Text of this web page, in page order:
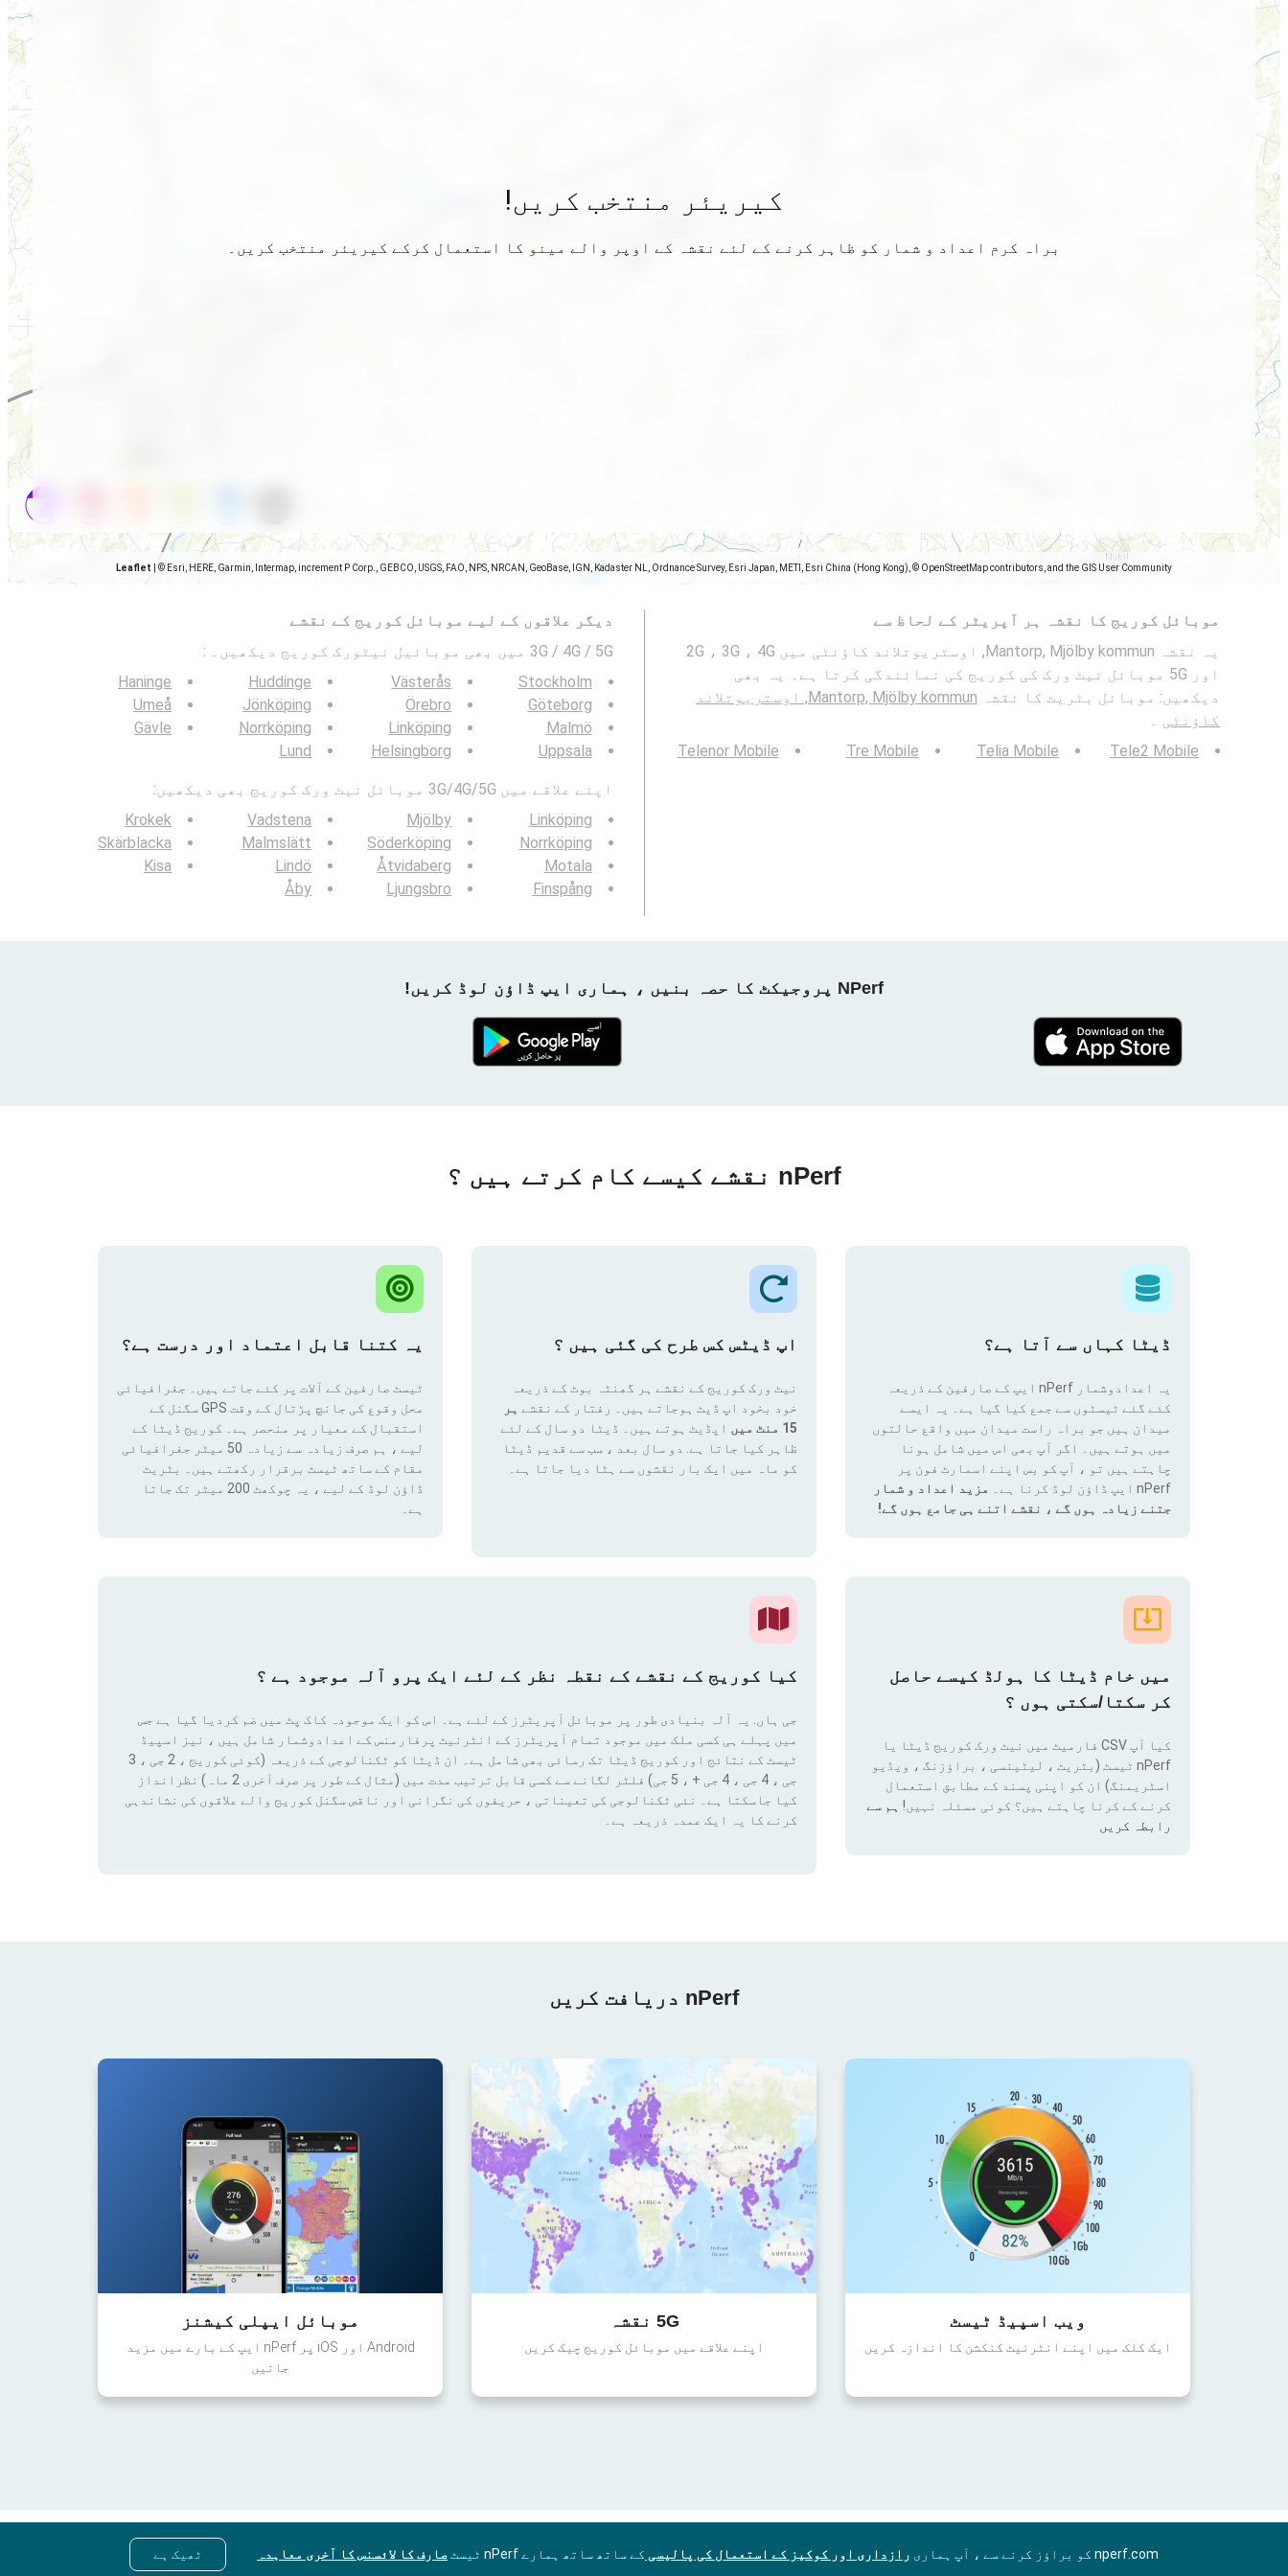
Leaflet © Esri, HERE, Garmin, Intermap, increment P Corp., GEBCO, USGS, FAO, NPS, NRCAN, GeoBase, IGN, Kadaster NL, Ordnance Survey, Esri Japan, METI, Esri China (Hong Kong), © OpenStreetMap contributors, and the GIS User Community
کیریئر منتخب کریں!
براہ کرم اعداد و شمار کو ظاہر کرنے کے لئے نقشہ کے اوپر والے مینو کا استعمال کرکے کیریئر منتخب کریں۔
موبائل کوریج کا نقشہ ہر آپریٹر کے لحاظ سے
یہ نقشہ Mantorp, Mjölby kommun, اوستریوتلاند کاؤنٹی میں 2G ، 3G ، 4G
اور 5G موبائل نیٹ ورک کی کوریج کی نمائندگی کرتا ہے۔ یہ بھی
دیکھیں: موبائل بٹریٹ کا نقشہ
Mantorp, Mjölby kommun, اوستریوتلاند
کاؤنٹی ۔
Tele2 Mobile
Telia Mobile
Tre Mobile
Telenor Mobile
دیگر علاقوں کے لیے موبائل کوریج کے نقشے
3G / 4G / 5G میں بھی موبائیل نیٹورک کوریج دیکھیں۔ :
Stockholm
Göteborg
Malmö
Uppsala
Västerås
Örebro
Linköping
Helsingborg
Huddinge
Jönköping
Norrköping
Lund
Haninge
Umeå
Gävle
اپنے علاقے میں 3G/4G/5G موبائل نیٹ ورک کوریج بھی دیکھیں:
Linköping
Norrköping
Motala
Finspång
Mjölby
Söderköping
Åtvidaberg
Ljungsbro
Vadstena
Malmslätt
Lindö
Åby
Krokek
Skärblacka
Kisa
NPerf پروجیکٹ کا حصہ بنیں ، ہماری ایپ ڈاؤن لوڈ کریں!
nPerf نقشے کیسے کام کرتے ہیں ؟
ڈیٹا کہاں سے آتا ہے؟
یہ اعدادوشمار nPerf ایپ کے صارفین کے ذریعہ
کئے گئے ٹیسٹوں سے جمع کیا گیا ہے۔ یہ ایسے
میدان ہیں جو براہ راست میدان میں واقع حالتوں
میں ہوتے ہیں۔ اگر آپ بھی اس میں شامل ہونا
چاہتے ہیں تو ، آپ کو بس اپنے اسمارٹ فون پر
nPerf ایپ ڈاؤن لوڈ کرنا ہے۔
مزید اعداد و شمار
جتنے زیادہ ہوں گے ، نقشے اتنے ہی جامع ہوں گے!
اپ ڈیٹس کس طرح کی گئی ہیں ؟
نیٹ ورک کوریج کے نقشے ہر گھنٹہ بوٹ کے ذریعہ
خود بخود اپ ڈیٹ ہوجاتے ہیں۔ رفتار کے نقشے ہر
15 منٹ میں
اپڈیٹ ہوتے ہیں۔ ڈیٹا دو سال کے لئے
ظاہر کیا جاتا ہے. دو سال بعد ، سب سے قدیم ڈیٹا
کو ماہ میں ایک بار نقشوں سے ہٹا دیا جاتا ہے۔
یہ کتنا قابل اعتماد اور درست ہے؟
ٹیسٹ صارفین کے آلات پر کئے جاتے ہیں۔ جغرافیائی
محل وقوع کی جانچ پڑتال کے وقت GPS سگنل کے
استقبال کے معیار پر منحصر ہے۔ کوریج ڈیٹا کے
لیے ، ہم صرف زیادہ سے زیادہ 50 میٹر جغرافیائی
مقام کے ساتھ ٹیسٹ برقرار رکھتے ہیں۔ بٹریٹ
ڈاؤن لوڈ کے لیے ، یہ چوکھٹ 200 میٹر تک جاتا
ہے۔
میں خام ڈیٹا کا ہولڈ کیسے حاصل
کر سکتا/سکتی ہوں ؟
کیا آپ CSV فارمیٹ میں نیٹ ورک کوریج ڈیٹا یا
nPerf ٹیسٹ (بٹریٹ ، لیٹینسی ، براؤزنگ ، ویڈیو
اسٹریمنگ) ان کو اپنی پسند کے مطابق استعمال
کرنے کے کرنا چاہتے ہیں؟ کوئی مسئلہ نہیں! ہم سے
رابطہ کریں
کیا کوریج کے نقشے کے نقطہ نظر کے لئے ایک پرو آلہ موجود ہے ؟
جی ہاں. یہ آلہ بنیادی طور پر موبائل آپریٹرز کے لئے ہے۔ اس کو ایک موجودہ کاک پٹ میں ضم کردیا گیا ہے جس
میں پہلے ہی کسی ملک میں موجود تمام آپریٹرز کے انٹرنیٹ پرفارمنس کے اعدادوشمار شامل ہیں ، نیز اسپیڈ
ٹیسٹ کے نتائج اور کوریج ڈیٹا تک رسائی بھی شامل ہے۔ ان ڈیٹا کو ٹکنالوجی کے ذریعہ (کوئی کوریج ، 2 جی ، 3
جی ، 4 جی ، 4 جی + ، 5 جی) فلٹر لگانے سے کسی قابل ترتیب مدت میں (مثال کے طور پر صرف آخری 2 ماہ) نظرانداز
کیا جاسکتا ہے۔ نئی ٹکنالوجی کی تعیناتی ، حریفوں کی نگرانی اور ناقص سگنل کوریج والے علاقوں کی نشاندہی
کرنے کا یہ ایک عمدہ ذریعہ ہے۔
nPerf دریافت کریں
ویب اسپیڈ ٹیسٹ
ایک کلک میں اپنے انٹرنیٹ کنکشن کا اندازہ کریں
5G نقشہ
اپنے علاقے میں موبائل کوریج چیک کریں
موبائل ایپلی کیشنز
Android اور iOS پر nPerf ایپ کے بارے میں مزید
جانیں
nperf.com کو براؤز کرنے سے ، آپ ہماری رازداری اور کوکیز کے استعمال کی پالیسی کے ساتھ ساتھ ہمارے nPerf ٹیسٹ صارف کا لائسنس کا آخری معاہدہ ٹھیک ہے